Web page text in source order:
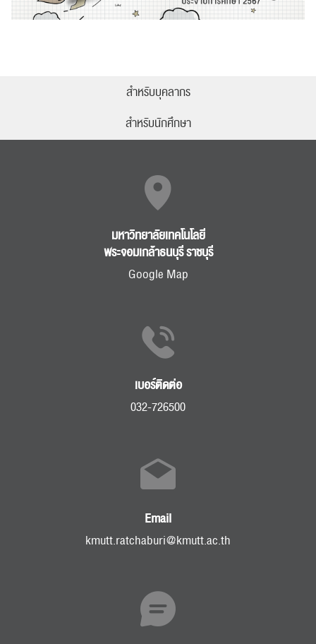
สำหรับบุคลากร
สำหรับนักศึกษา
มหาวิทยาลัยเทคโนโลยี
พระจอมเกล้าธนบุรี ราชบุรี
Google Map
เบอร์ติดต่อ
032-726500
Email
kmutt.ratchaburi@kmutt.ac.th